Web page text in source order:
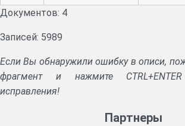
Документов: 4
Записей: 5989
Если Вы обнаружили ошибку в описи,
фрагмент и нажмите
исправления!
Партнеры